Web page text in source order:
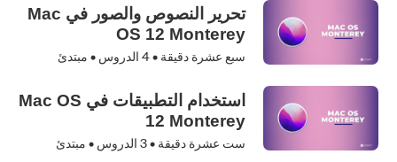
تحرير النصوص والصور في Mac
OS 12 Monterey
سبع عشرة دقيقة •4 الدروس • مبتدئ
استخدام التطبيقات في Mac OS
12 Monterey
ست عشرة دقيقة •3 الدروس • مبتدئ